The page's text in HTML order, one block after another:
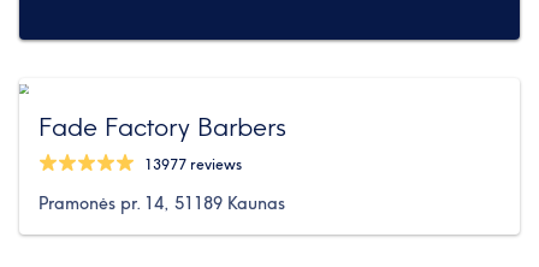
Fade Factory Barbers
13977 reviews
Pramonės pr. 14, 51189 Kaunas